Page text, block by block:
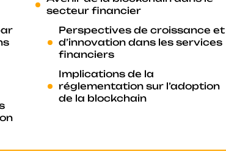
secteur financier
Perspectives de croissance et
d’innovation dans les services
financiers
Implications de la
réglementation sur l’adoption
de la blockchain